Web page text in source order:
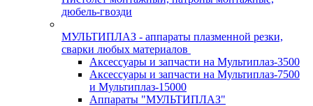
дюбель-гвозди
МУЛЬТИПЛАЗ - аппараты плазменной резки,
сварки любых материалов
Аксессуары и запчасти на Мультиплаз-3500
Аксессуары и запчасти на Мультиплаз-7500
и Мультиплаз-15000
Аппараты "МУЛЬТИПЛАЗ"